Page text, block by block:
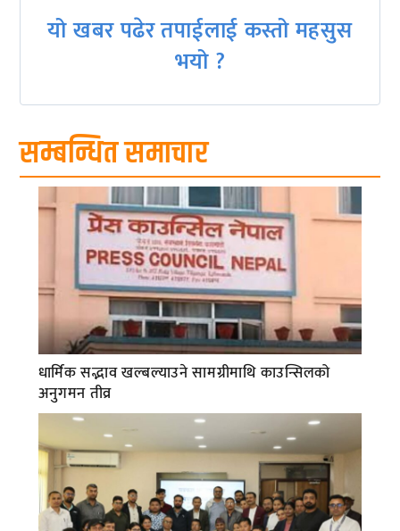
यो खबर पढेर तपाईलाई कस्तो महसुस
भयो ?
सम्बन्धित समाचार
धार्मिक सद्भाव खल्बल्याउने सामग्रीमाथि काउन्सिलको
अनुगमन तीव्र